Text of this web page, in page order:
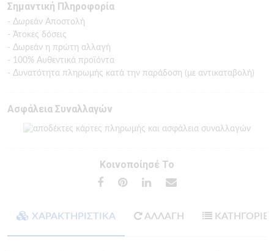
Σημαντική Πληροφορία
- Δωρεάν Αποστολή
- Άτοκες δόσεις
- Δωρεάν η πρώτη αλλαγή
- 100% Αυθεντικά προϊόντα
- Δυνατότητα πληρωμής κατά την παράδοση (με αντικαταβολή)
Ασφάλεια Συναλλαγών
Κοινοποίησέ Το
ΧΑΡΑΚΤΗΡΙΣΤΙΚΑ ΑΛΛΑΓΗ ΚΑΤΗΓΟΡΙΕΣ